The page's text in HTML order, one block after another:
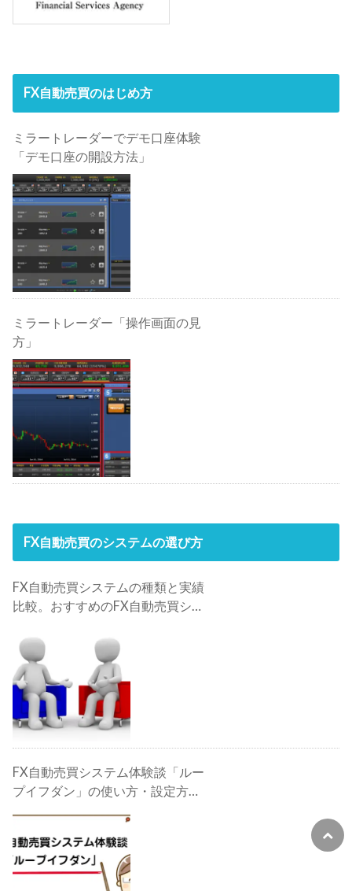
FX自動売買のはじめ方
ミラートレーダーでデモ口座体験
「デモ口座の開設方法」
ミラートレーダー「操作画面の見
方」
FX自動売買のシステムの選び方
FX自動売買システムの種類と実績
比較。おすすめのFX自動売買シス
FX自動売買システム体験談「ルー
プイフダン」の使い方・設定方